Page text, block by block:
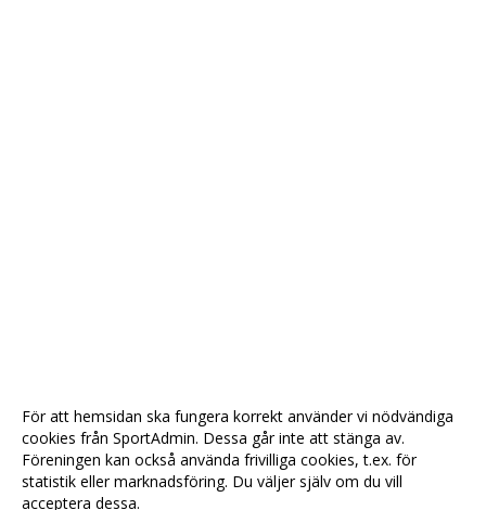
För att hemsidan ska fungera korrekt använder vi nödvändiga
cookies från SportAdmin. Dessa går inte att stänga av.
Föreningen kan också använda frivilliga cookies, t.ex. för
statistik eller marknadsföring. Du väljer själv om du vill
acceptera dessa.